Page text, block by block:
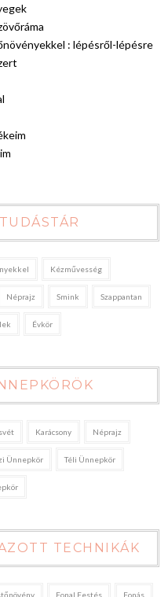
: lépésről-lépésre
TUDÁSTÁR
Kézművesség
Néprajz Smink Szappantan
Évkör
Karácsony Néprajz
Ünnepkör Téli Ünnepkör
TECHNIKÁK
Fonal Festés Fonás